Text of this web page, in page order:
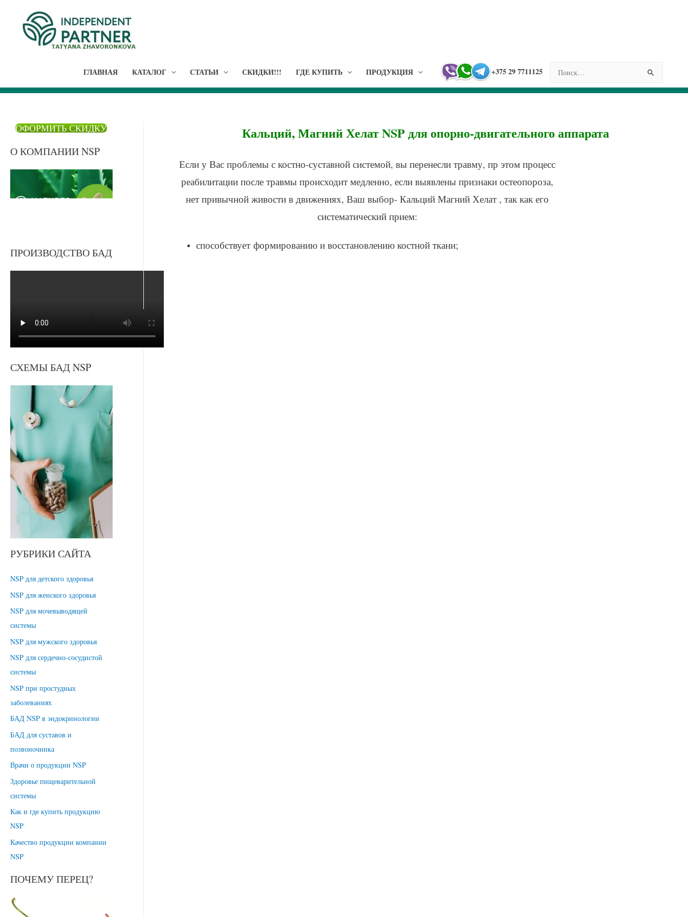
ГЛАВНАЯ КАТАЛОГ СТАТЬИ СКИДКИ!!! ГДЕ КУПИТЬ ПРОДУКЦИЯ +375 29 7711125 НАЙТИ:
ОФОРМИТЬ СКИДКУ
О КОМПАНИИ NSP
ПРОИЗВОДСТВО БАД
СХЕМЫ БАД NSP
РУБРИКИ САЙТА
NSP для детского здоровья
NSP для женского здоровья
NSP для мочевыводящей
системы
NSP для мужского здоровья
NSP для сердечно-сосудистой
системы
NSP при простудных
заболеваниях
БАД NSP в эндокринологии
БАД для суставов и
позвоночника
Врачи о продукции NSP
Здоровье пищеварительной
системы
Как и где купить продукцию
NSP
Качество продукции компании
NSP
ПОЧЕМУ ПЕРЕЦ?
Кальций, Магний Хелат NSP для опорно-двигательного аппарата
Если у Вас проблемы с костно-суставной системой, вы перенесли травму, пр этом процесс
реабилитации после травмы происходит медленно, если выявлены признаки остеопороза,
нет привычной живости в движениях, Ваш выбор- Кальций Магний Хелат , так как его
систематический прием:
способствует формированию и восстановлению костной ткани;